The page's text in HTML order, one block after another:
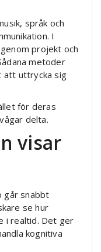
språk och
I
projekt och
metoder
att uttrycka sig
för deras
delta.
visar
går snabbt
se hur
i realtid. Det ger
kognitiva